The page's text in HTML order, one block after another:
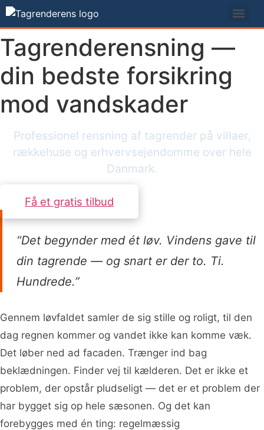
Videre
Tagrenderensning —
din bedste forsikring
mod vandskader
Professionel rensning af tagrender på villaer,
rækkehuse og erhvervsejendomme over hele
Danmark.
Få et gratis tilbud
“Det begynder med ét løv. Vindens gave til
din tagrende — og snart er der to. Ti.
Hundrede.”
Gennem løvfaldet samler de sig stille og roligt, til den
dag regnen kommer og vandet ikke kan komme væk.
Det løber ned ad facaden. Trænger ind bag
beklædningen. Finder vej til kælderen. Det er ikke et
problem, der opstår pludseligt — det er et problem der
har bygget sig op hele sæsonen. Og det kan
forebygges med én ting: regelmæssig